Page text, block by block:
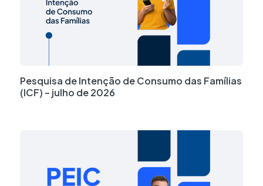
Pesquisa de Intenção de Consumo das Famílias
(ICF) – julho de 2026